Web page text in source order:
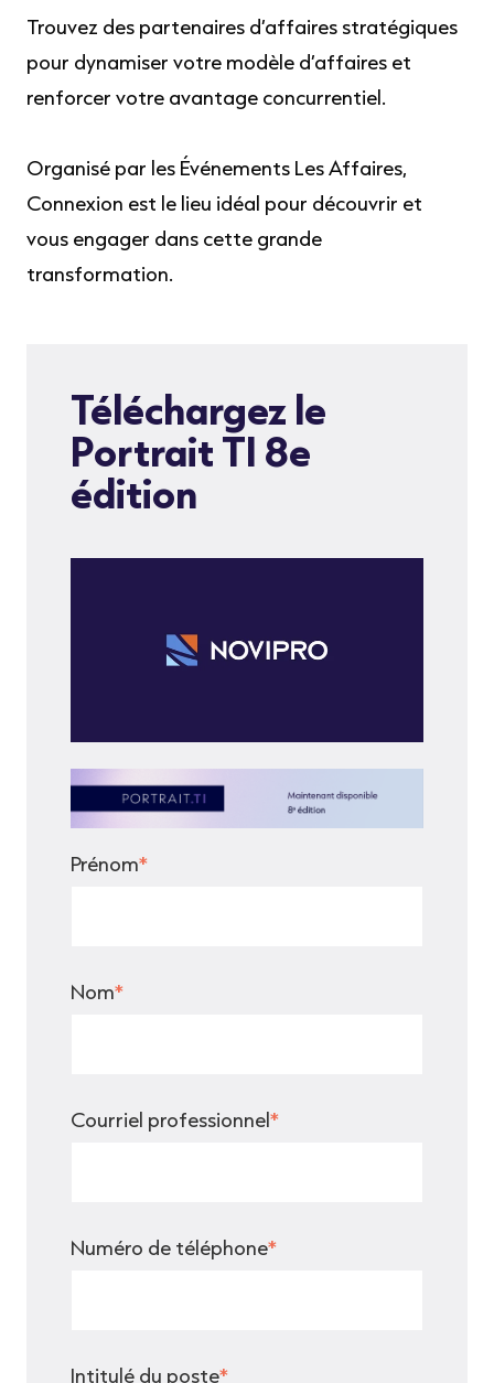
Trouvez des partenaires d’affaires stratégiques
pour dynamiser votre modèle d’affaires et
renforcer votre avantage concurrentiel.
Organisé par les Événements Les Affaires,
Connexion est le lieu idéal pour découvrir et
vous engager dans cette grande
transformation.
Téléchargez le
Portrait TI 8e
édition
Prénom*
Nom*
Courriel professionnel*
Numéro de téléphone*
Intitulé du poste*